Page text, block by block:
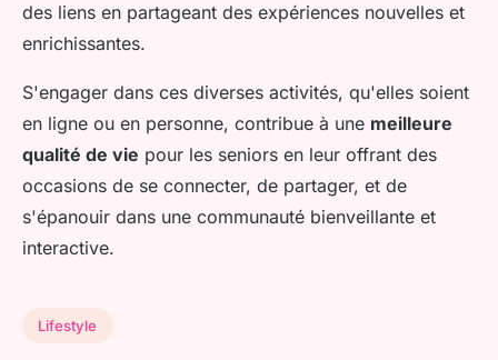
des liens en partageant des expériences nouvelles et
enrichissantes.
S'engager dans ces diverses activités, qu'elles soient
en ligne ou en personne, contribue à une meilleure
qualité de vie pour les seniors en leur offrant des
occasions de se connecter, de partager, et de
s'épanouir dans une communauté bienveillante et
interactive.
Lifestyle